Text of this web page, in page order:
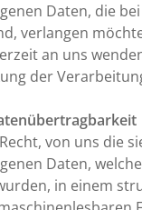
Daten, die
verlangen
an uns
der
von uns die
Daten,
in einem